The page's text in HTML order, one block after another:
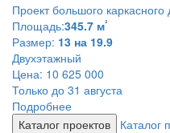
Проект большого
Площадь:345.7 м²
Размер: 13 на 19.9
Двухэтажный
Цена: 10 625 000
Только до 31 августа
Подробнее
Каталог проектов
Каталог